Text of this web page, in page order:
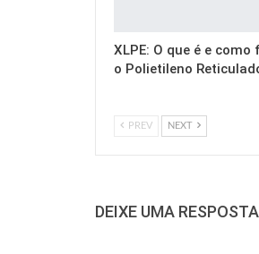
XLPE: O que é e como
o Polietileno
PREV NEXT
DEIXE UMA RESPOSTA